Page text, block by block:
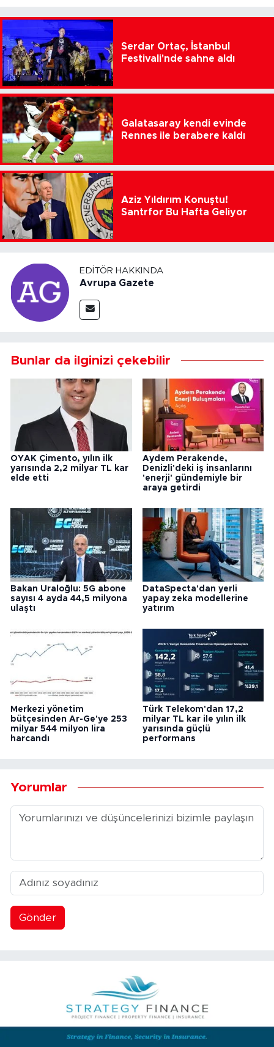
Serdar Ortaç, İstanbul
Festivali'nde sahne aldı
Galatasaray kendi evinde
Rennes ile berabere kaldı
Aziz Yıldırım Konuştu!
Santrfor Bu Hafta Geliyor
EDITÖR HAKKINDA
Avrupa Gazete
Bunlar da ilginizi çekebilir
OYAK Çimento, yılın ilk
yarısında 2,2 milyar TL kar
elde etti
Aydem Perakende,
Denizli'deki iş insanlarını
'enerji' gündemiyle bir
araya getirdi
Bakan Uraloğlu: 5G abone
sayısı 4 ayda 44,5 milyona
ulaştı
DataSpecta'dan yerli
yapay zeka modellerine
yatırım
Merkezi yönetim
bütçesinden Ar-Ge'ye 253
milyar 544 milyon lira
harcandı
Türk Telekom'dan 17,2
milyar TL kar ile yılın ilk
yarısında güçlü
performans
Yorumlar
Gönder